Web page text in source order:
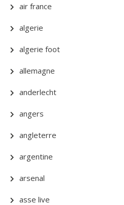
air france
algerie
algerie foot
allemagne
anderlecht
angers
angleterre
argentine
arsenal
asse live